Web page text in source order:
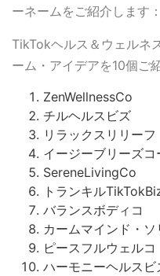
ーネームをご紹介します：
TikTokヘルス＆ウェルネ
ーム・アイデアを10個ご
ZenWellnessCo
チルヘルスビズ
リラックスリリーフ
イージーブリーズコ
SereneLivingCo
トランキル
バランスボディコ
カームマインド・
ピースフルウェルコ
ハーモニーヘルスビ